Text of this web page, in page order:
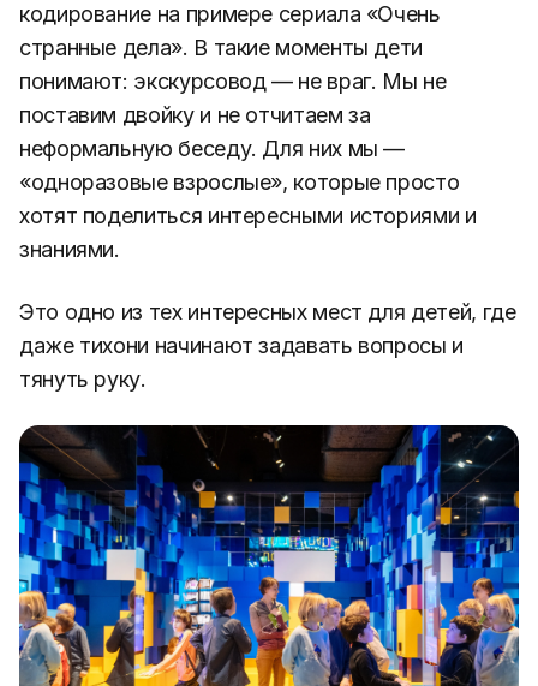
кодирование на примере сериала «Очень
странные дела». В такие моменты дети
понимают: экскурсовод — не враг. Мы не
поставим двойку и не отчитаем за
неформальную беседу. Для них мы —
«одноразовые взрослые», которые просто
хотят поделиться интересными историями и
знаниями.
Это одно из тех интересных мест для детей, где
даже тихони начинают задавать вопросы и
тянуть руку.